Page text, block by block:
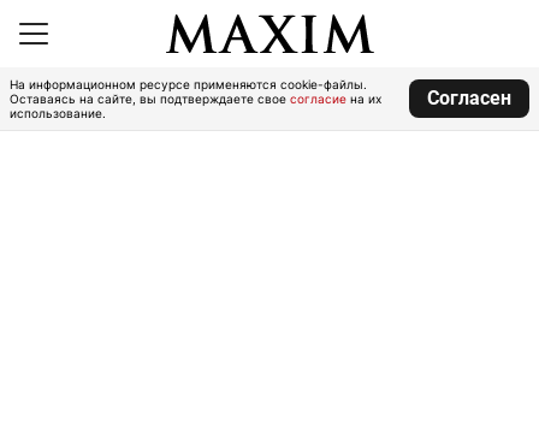
На информационном ресурсе применяются cookie-файлы.
Оставаясь на сайте, вы подтверждаете свое согласие на их
использование.
Согласен